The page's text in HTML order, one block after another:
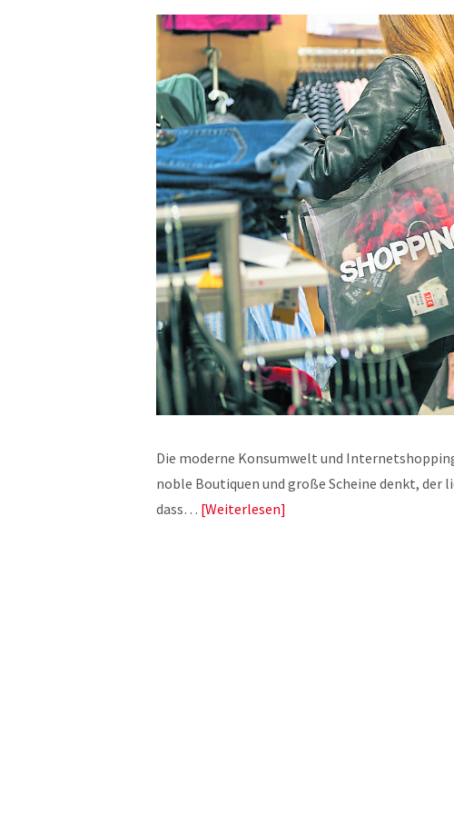
Die moderne Konsumwelt und
noble Boutiquen und große Scheine denkt,
dass… Weiterlesen